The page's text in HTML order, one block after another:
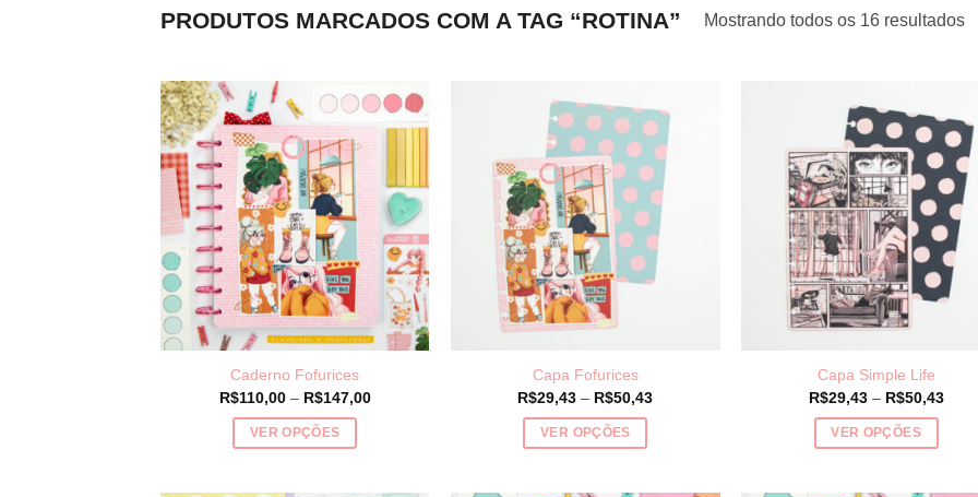
PRODUTOS MARCADOS COM A TAG “ROTINA” Mostrando todos os 16 resultados
Caderno Fofurices
R$110,00 – R$147,00Price
VER OPÇÕES
Capa Fofurices
R$29,43 – R$50,43Price
VER OPÇÕES
Capa Simple Life
R$29,43 – R$50,43Price
VER OPÇÕES